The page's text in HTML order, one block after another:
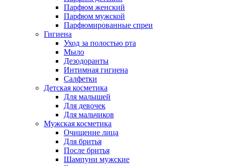
Парфюм женский
Парфюм мужской
Парфюмированные спреи
Гигиена
Уход за полостью рта
Мыло
Дезодоранты
Интимная гигиена
Салфетки
Детская косметика
Для малышей
Для девочек
Для мальчиков
Мужская косметика
Очищение лица
Для бритья
После бритья
Шампуни мужские